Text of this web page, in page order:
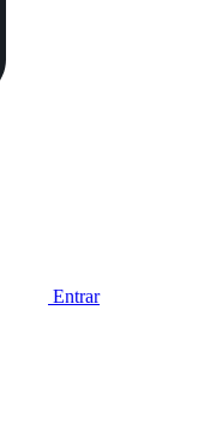
Entrar